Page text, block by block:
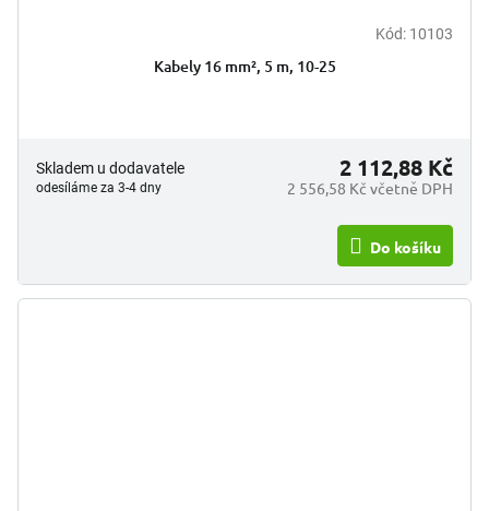
Kód: 10103
Kabely 16 mm², 5 m, 10-25
Skladem u dodavatele
odesíláme za 3-4 dny 2 556,58 Kč včetně DPH
2 112,88 Kč
Do košíku